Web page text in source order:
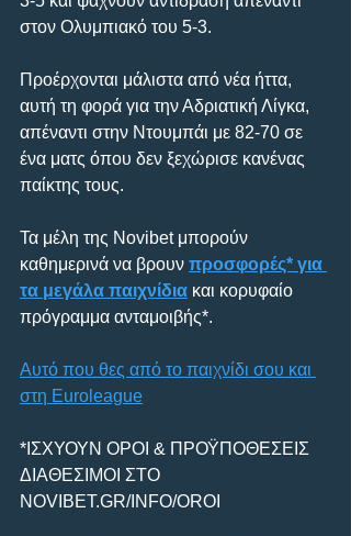
στον Ολυμπιακό του 5-3.
Προέρχονται μάλιστα από νέα ήττα,
αυτή τη φορά για την Αδριατική Λίγκα,
απέναντι στην Ντουμπάι με 82-70 σε
ένα ματς όπου δεν ξεχώρισε κανένας
παίκτης τους.
Τα μέλη της Novibet μπορούν
καθημερινά να βρουν προσφορές* για
τα μεγάλα παιχνίδια και κορυφαίο
πρόγραμμα ανταμοιβής*.
Αυτό που θες από το παιχνίδι σου και
στη Euroleague
*ΙΣΧΥΟΥΝ ΟΡΟΙ & ΠΡΟΫΠΟΘΕΣΕΙΣ
ΔΙΑΘΕΣΙΜΟΙ ΣΤΟ
NOVIBET.GR/INFO/OROI